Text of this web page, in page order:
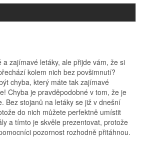
a zajímavé letáky, ale přijde vám, že si
kolem nich bez povšimnutí?
chyba, který máte tak zajímavé
Chyba je pravděpodobné v tom, že je
Bezstojanů na letáky se již v dnešní
do nich můžete perfektně umístit
a tímto je skvěle prezentovat, protože
pozornost rozhodně přitáhnou.